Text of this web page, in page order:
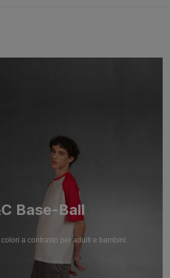
Base-Ball
a contrasto per adulti e bambini.